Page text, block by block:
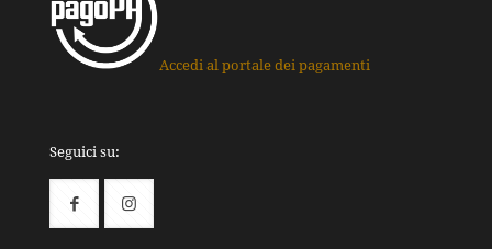
Accedi al portale dei pagamenti
Seguici su: